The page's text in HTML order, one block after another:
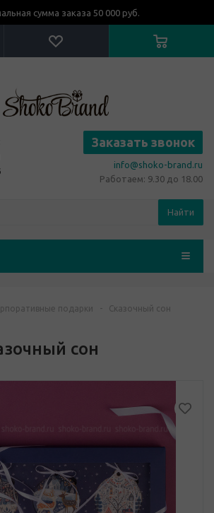
сумма заказа 50 000 руб.
Заказать звонок
info@shoko-brand.ru
Работаем: 9.30 до 18.00
Найти
подарки - Сказочный сон
сон